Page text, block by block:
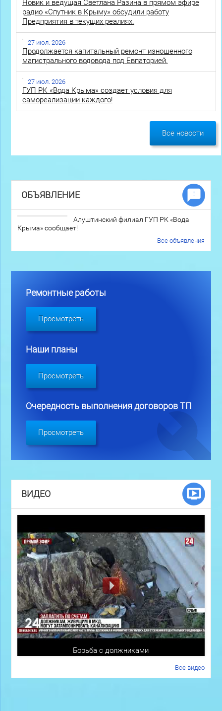
Новик и ведущая Светлана Разина в прямом эфире
радио «Спутник в Крыму» обсудили работу
Предприятия в текущих реалиях.
27 июл. 2026
Продолжается капитальный ремонт изношенного
магистрального водовода под Евпаторией.
27 июл. 2026
ГУП РК «Вода Крыма» создает условия для
самореализации каждого!
Все новости
ОБЪЯВЛЕНИЕ
Алуштинский филиал ГУП РК «Вода
Крыма» сообщает!
Все объявления
Ремонтные работы
Просмотреть
Наши планы
Просмотреть
Очередность выполнения договоров ТП
Просмотреть
ВИДЕО
Борьба с должниками
Все видео